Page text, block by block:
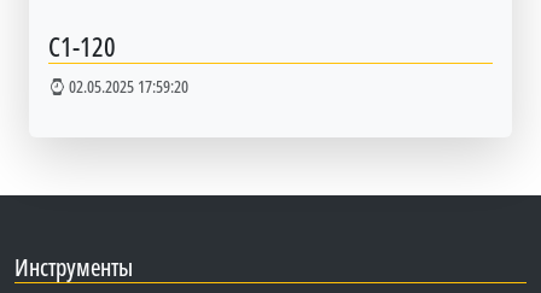
С1-120
02.05.2025 17:59:20
Инструменты